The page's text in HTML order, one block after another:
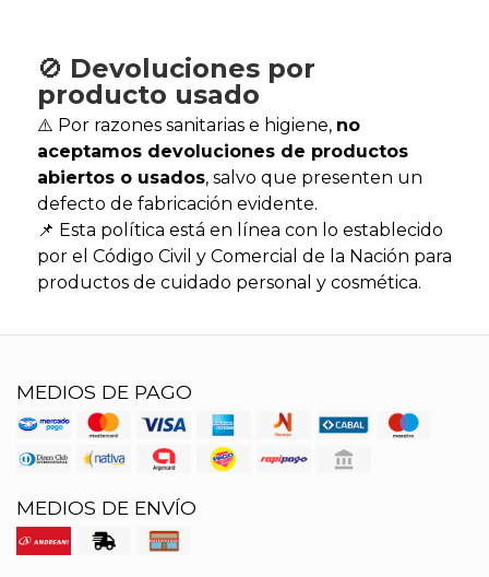
🚫 Devoluciones por
producto usado
⚠️ Por razones sanitarias e higiene, no
aceptamos devoluciones de productos
abiertos o usados, salvo que presenten un
defecto de fabricación evidente.
📌 Esta política está en línea con lo establecido
por el Código Civil y Comercial de la Nación para
productos de cuidado personal y cosmética.
MEDIOS DE PAGO
MEDIOS DE ENVÍO